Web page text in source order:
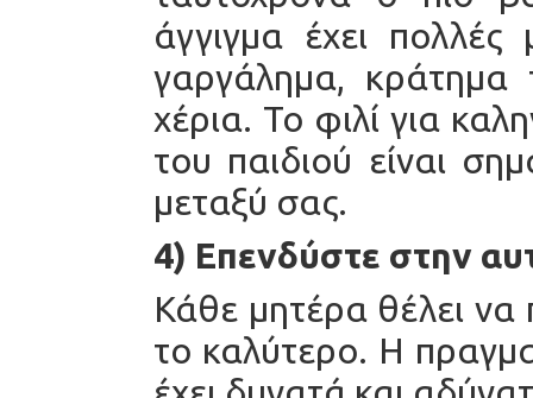
άγγιγμα έχει πολλές
γαργάλημα, κράτημα
χέρια. Το φιλί για
του παιδιού είναι
μεταξύ σας.
4) Επενδύστε στην
Κάθε μητέρα θέλει να
το καλύτερο. Η